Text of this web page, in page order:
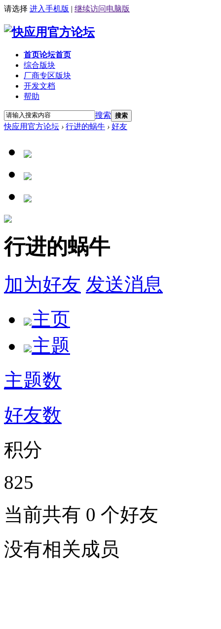
请选择 进入手机版 | 继续访问电脑版
首页论坛首页
综合版块
厂商专区版块
开发文档
帮助
搜索 搜索
快应用官方论坛 › 行进的蜗牛 › 好友
行进的蜗牛
加为好友 发送消息
主页
主题
主题数
好友数
积分
825
当前共有 0 个好友
没有相关成员